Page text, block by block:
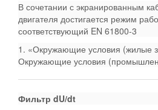
В сочетании с экранированным
двигателя достигается режим
соответствующий EN 61800-3
1. «Окружающие условия (жилые
Окружающие условия
Фильтр dU/dt